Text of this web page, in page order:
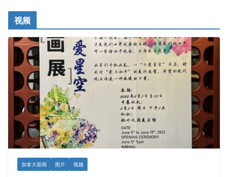
视频
加拿大新闻 图片 视频